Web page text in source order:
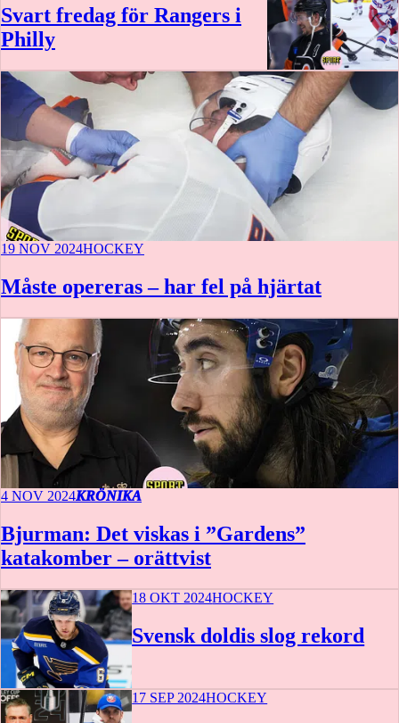
Svart fredag för Rangers i
Philly
19 NOV 2024HOCKEY
Måste opereras – har fel på hjärtat
4 NOV 2024KRÖNIKA
Bjurman: Det viskas i ”Gardens”
katakomber – orättvist
18 OKT 2024HOCKEY
Svensk doldis slog rekord
17 SEP 2024HOCKEY